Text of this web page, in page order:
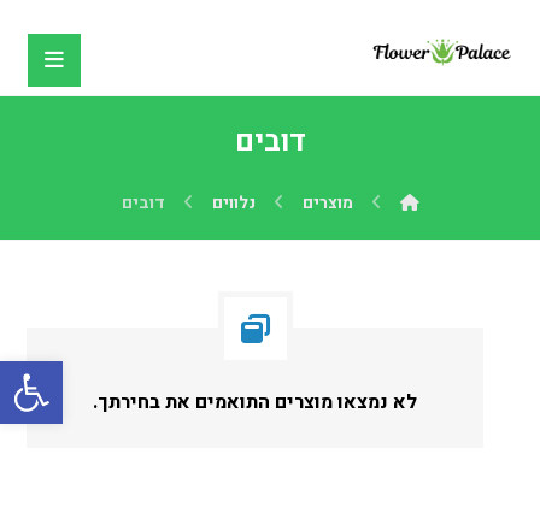
דובים
מוצרים נלווים דובים
לא נמצאו מוצרים התואמים את בחירתך.